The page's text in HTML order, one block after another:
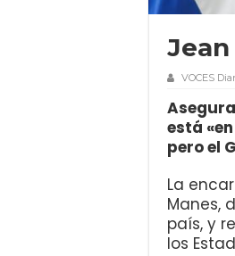
VOCES
está
pero el
La
Manes,
país, y
los